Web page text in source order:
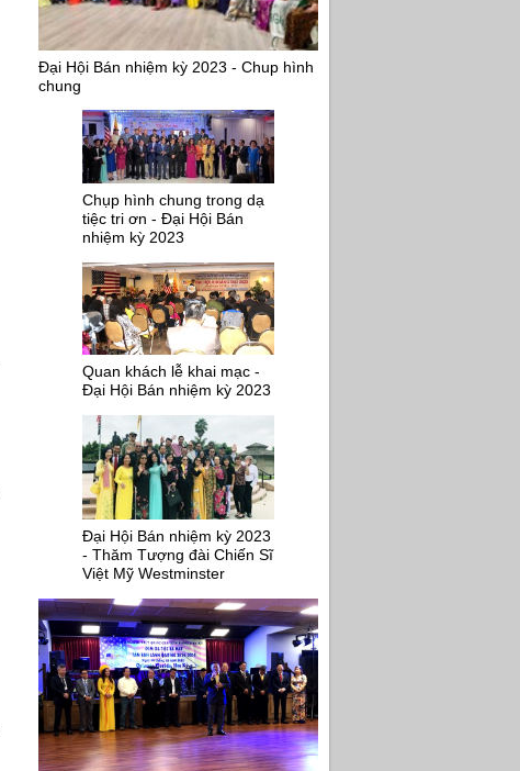
Đại Hội Bán nhiệm kỳ 2023 - Chup hình
chung
Chụp hình chung trong dạ
tiệc tri ơn - Đại Hội Bán
nhiệm kỳ 2023
Quan khách lễ khai mạc -
Đại Hội Bán nhiệm kỳ 2023
Đại Hội Bán nhiệm kỳ 2023
- Thăm Tượng đài Chiến Sĩ
Việt Mỹ Westminster